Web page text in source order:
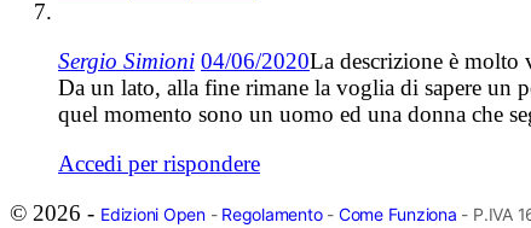
Sergio Simioni 04/06/2020La descrizione è molto
Da un lato, alla fine rimane la voglia di sapere un
quel momento sono un uomo ed una donna che
Accedi per rispondere
© 2026 - Edizioni Open- Regolamento- Come Funziona - P.IVA